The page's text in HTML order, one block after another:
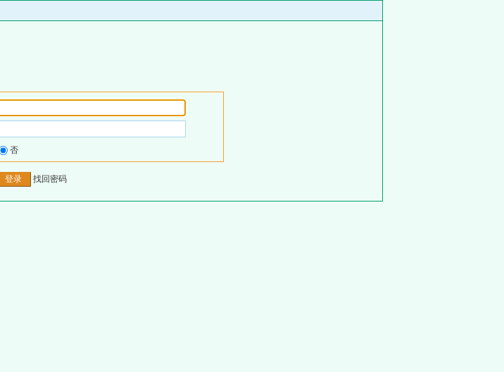
否
找回密码